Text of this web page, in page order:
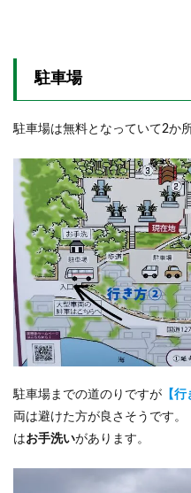
駐車場
駐車場は無料となっていて2か
駐車場までの道のりですが 【
両は避けた方が良さそうです。
はお手洗いがあります。